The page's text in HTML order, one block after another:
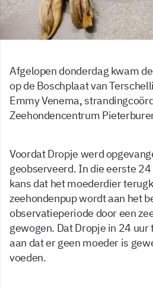
Afgelopen donderdag kwam
op de Boschplaat van
Emmy Venema,
Zeehondencentrum
Voordat Dropje werd
geobserveerd. In die eerste
kans dat het moederdier
zeehondenpup wordt aan het
observatieperiode door een
gewogen. Dat Dropje in 24
aan dat er geen moeder is
voeden.